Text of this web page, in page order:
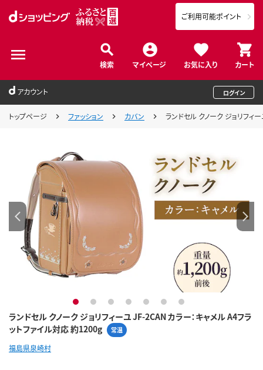
検索 マイページ お気に入り カート
ご利用可能ポイント
アカウント ログイン
トップページ ファッション カバン ランドセル クノーク ジョリフィ
ランドセル クノーク ジョリフィーユ JF-2CAN カラー：キャメル A4フラ
ットファイル対応 約1200g
常温
1 2 3 4 5 6 7
福島県泉崎村